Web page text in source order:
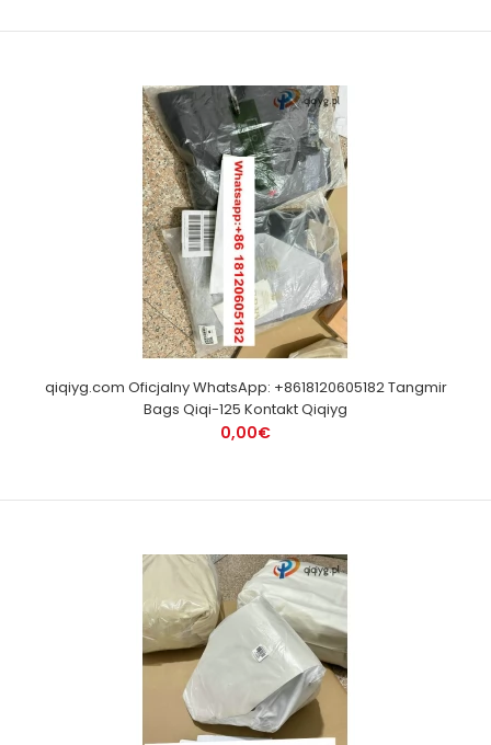
qiqiyg.com Oficjalny WhatsApp: +8618120605182 Tangmir
Bags Qiqi-125 Kontakt Qiqiyg
0,00€